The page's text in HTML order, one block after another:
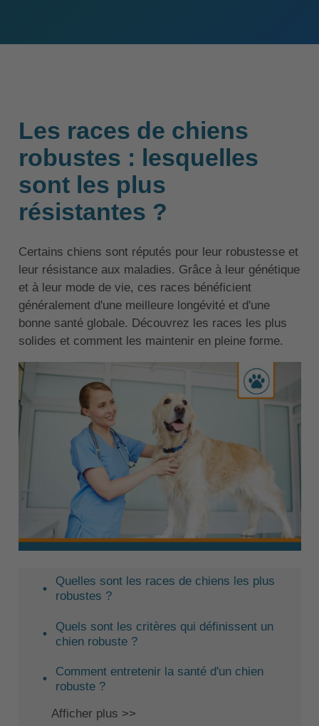
Les races de chiens
robustes : lesquelles
sont les plus
résistantes ?
Certains chiens sont réputés pour leur robustesse et
leur résistance aux maladies. Grâce à leur génétique
et à leur mode de vie, ces races bénéficient
généralement d'une meilleure longévité et d'une
bonne santé globale. Découvrez les races les plus
solides et comment les maintenir en pleine forme.
Quelles sont les races de chiens les plus
robustes ?
Quels sont les critères qui définissent un
chien robuste ?
Comment entretenir la santé d'un chien
robuste ?
Afficher plus >>